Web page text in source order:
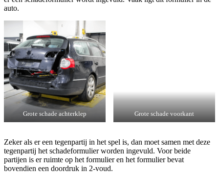
auto.
Grote schade achterklep Grote schade voorkant
Zeker als er een tegenpartij in het spel is, dan moet samen met deze
tegenpartij het schadeformulier worden ingevuld. Voor beide
partijen is er ruimte op het formulier en het formulier bevat
bovendien een doordruk in 2-voud.